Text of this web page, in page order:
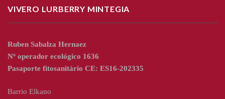
VIVERO LURBERRY MINTEGIA
Ruben Sabalza Hernaez
Nº operador ecológico 1636
Pasaporte fitosanitário CE: ES16-202335
Barrio Elkano